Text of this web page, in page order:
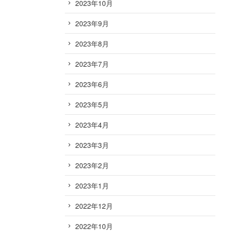
2023年10月
2023年9月
2023年8月
2023年7月
2023年6月
2023年5月
2023年4月
2023年3月
2023年2月
2023年1月
2022年12月
2022年10月